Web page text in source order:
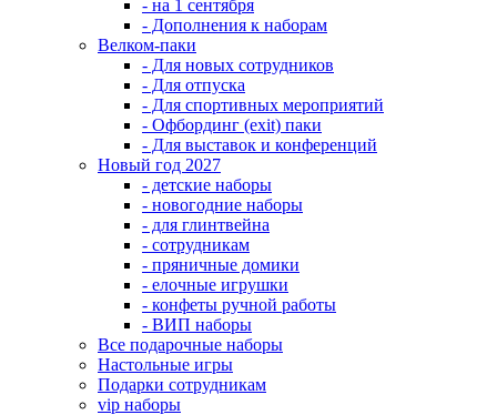
- на 1 сентября
- Дополнения к наборам
Велком-паки
- Для новых сотрудников
- Для отпуска
- Для спортивных мероприятий
- Офбординг (exit) паки
- Для выставок и конференций
Новый год 2027
- детские наборы
- новогодние наборы
- для глинтвейна
- сотрудникам
- пряничные домики
- елочные игрушки
- конфеты ручной работы
- ВИП наборы
Все подарочные наборы
Настольные игры
Подарки сотрудникам
vip наборы